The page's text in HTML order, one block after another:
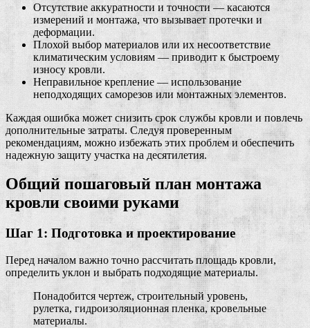
Отсутствие аккуратности и точности — касаются
измерений и монтажа, что вызывает протечки и
деформации.
Плохой выбор материалов или их несоответствие
климатическим условиям — приводит к быстроему
износу кровли.
Неправильное крепление — использование
неподходящих саморезов или монтажных элементов.
Каждая ошибка может снизить срок службы кровли и повлечь
дополнительные затраты. Следуя проверенным
рекомендациям, можно избежать этих проблем и обеспечить
надежную защиту участка на десятилетия.
Общий пошаговый план монтажа
кровли своими руками
Шаг 1: Подготовка и проектирование
Перед началом важно точно рассчитать площадь кровли,
определить уклон и выбрать подходящие материалы.
Понадобится чертеж, строительный уровень,
рулетка, гидроизоляционная пленка, кровельные
материалы.